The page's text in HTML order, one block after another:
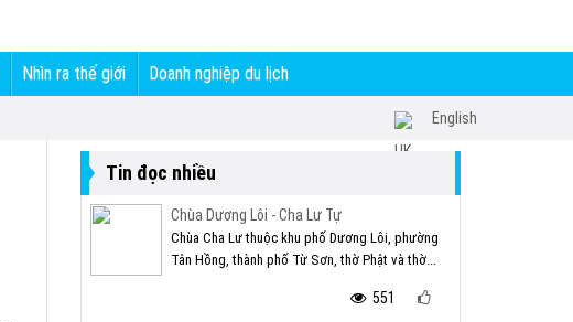
Nhìn ra thế giới Doanh nghiệp du lịch
English
Tin đọc nhiều
Chùa Dương Lôi - Cha Lư Tự
Chùa Cha Lư thuộc khu phố Dương Lôi, phường
Tân Hồng, thành phố Từ Sơn, thờ Phật và thờ...
551